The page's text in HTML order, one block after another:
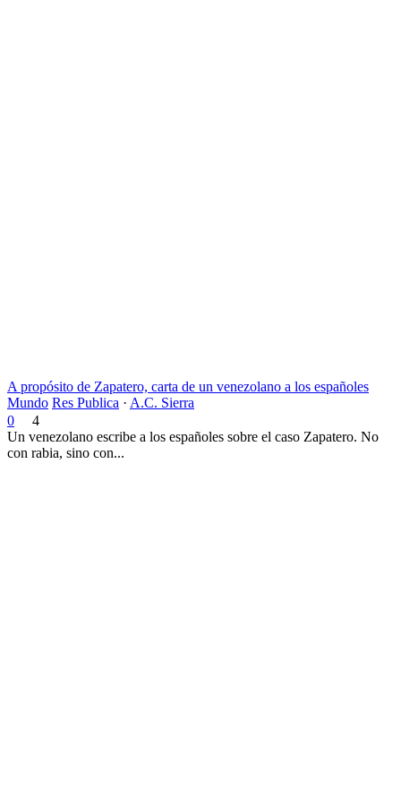
A propósito de Zapatero, carta de un venezolano a los españoles
Mundo Res Publica · A.C. Sierra
0
4
Un venezolano escribe a los españoles sobre el caso Zapatero. No
con rabia, sino con...